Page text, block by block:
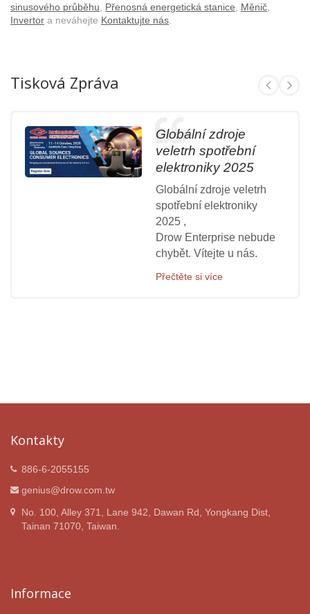
sinusového průběhu
Přenosná energetická stanice Měnič
Invertor a neváhejte Kontaktujte nás
Tisková Zpráva
Globální zdroje
veletrh spotřební
elektroniky 2025
Globální zdroje veletrh
spotřební elektroniky
2025 ,
Drow Enterprise nebude
chybět. Vítejte u nás.
Přečtěte si více
Kontakty
886-6-2055155
genius@drow.com.tw
No. 100, Alley 371, Lane 942, Dawan Rd, Yongkang Dist,
Tainan 71070, Taiwan.
Informace